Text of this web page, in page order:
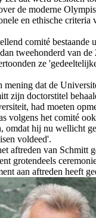
de moderne
en ethische criteria
comité bestaande
tweehonderd van
ze
mening dat de
zijn doctorstitel
had moeten
volgens het comité
omdat hij nu wellicht
voldeed'.
aftreden van Schmitt
grotendeels
aan aftreden heeft